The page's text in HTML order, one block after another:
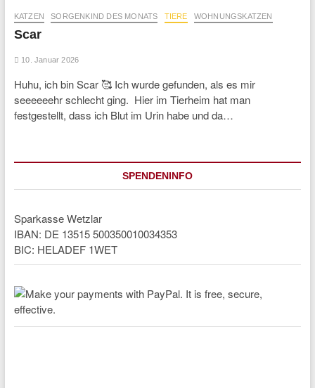
KATZEN SORGENKIND DES MONATS TIERE WOHNUNGSKATZEN
Scar
10. Januar 2026
Huhu, ich bin Scar 🥰 Ich wurde gefunden, als es mir
seeeeeehr schlecht ging. Hier im Tierheim hat man
festgestellt, dass ich Blut im Urin habe und da…
SPENDENINFO
Sparkasse Wetzlar
IBAN: DE 13515 500350010034353
BIC: HELADEF 1WET